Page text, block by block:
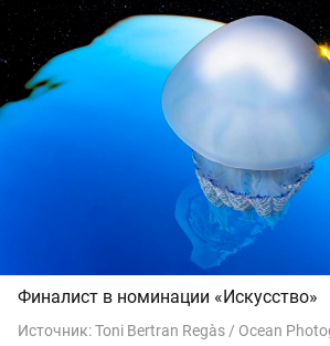
Финалист в номинации «Искусство»
Источник:Toni Bertran Regàs / Ocean